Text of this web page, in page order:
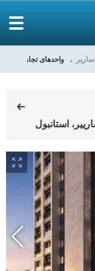
ساریر واحدهای تجاری در
استانبول